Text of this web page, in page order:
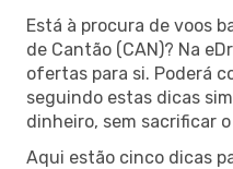
Está à procura de voos
de Cantão (CAN)? Na
ofertas para si. Poderá
seguindo estas dicas
dinheiro, sem sacrificar
Aqui estão cinco dicas